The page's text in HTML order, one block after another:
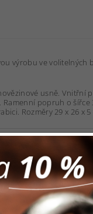
výrobu ve
usně.
popruh o
Rozměry 29 x 26 x
nezapomeňte
výrobek Vám
návrh a animaci pro